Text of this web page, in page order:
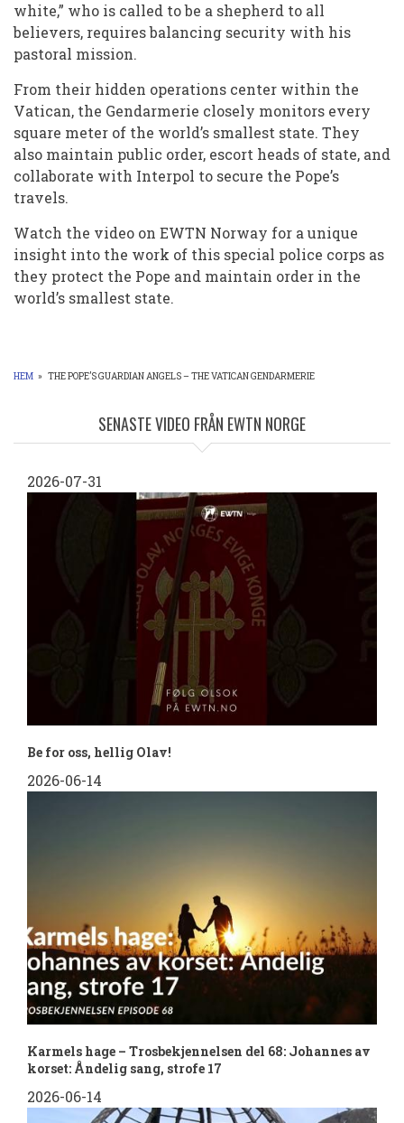
white,” who is called to be a shepherd to all
believers, requires balancing security with his
pastoral mission.
From their hidden operations center within the
Vatican, the Gendarmerie closely monitors every
square meter of the world’s smallest state. They
also maintain public order, escort heads of state, and
collaborate with Interpol to secure the Pope’s
travels.
Watch the video on EWTN Norway for a unique
insight into the work of this special police corps as
they protect the Pope and maintain order in the
world’s smallest state.
HEM » THE POPE’S GUARDIAN ANGELS – THE VATICAN GENDARMERIE
SENASTE VIDEO FRÅN EWTN NORGE
2026-07-31
Be for oss, hellig Olav!
2026-06-14
Karmels hage – Trosbekjennelsen del 68: Johannes av
korset: Åndelig sang, strofe 17
2026-06-14